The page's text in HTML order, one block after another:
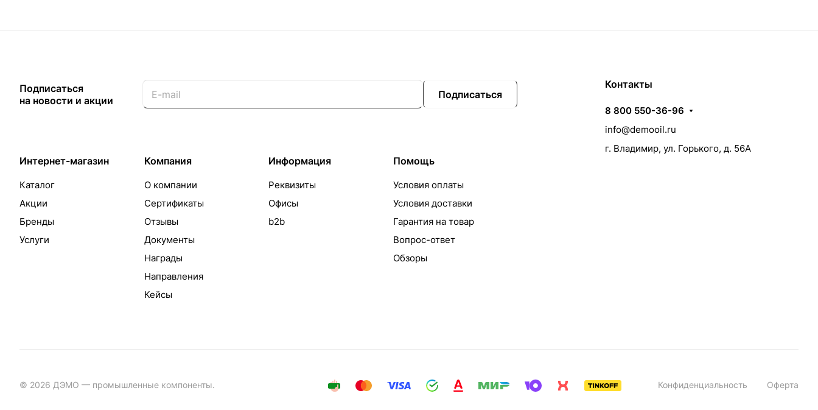
Подписаться
на новости и акции
Подписаться
Интернет-магазин
Каталог
Акции
Бренды
Услуги
Компания
О компании
Сертификаты
Отзывы
Документы
Награды
Направления
Кейсы
Информация
Реквизиты
Офисы
b2b
Помощь
Условия оплаты
Условия доставки
Гарантия на товар
Вопрос-ответ
Обзоры
Контакты
8 800 550-36-96
info@demooil.ru
г. Владимир, ул. Горького, д. 56А
© 2026 ДЭМО — промышленные компоненты. Конфиденциальность Оферта